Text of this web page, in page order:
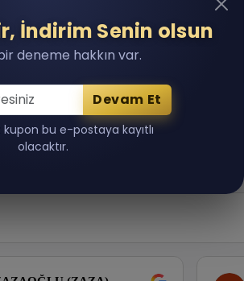
Gümüş İşlemeli Ve Püsküllü
17,500.00 TL
Sepete Ekle
İndirim Senin olsun
deneme hakkın var.
Devam Et
kupon bu e-postaya kayıtlı
olacaktır.